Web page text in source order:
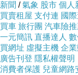
新聞 /氣象 股市 個人
買賣租屋 支付連 國
買車 旅行團 汽車險
一元簡訊 直播達人
買網址 虛擬主機 企
廣告刊登 隱私權聲明
消費者保護 兒童網路